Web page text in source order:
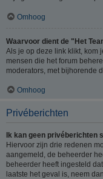
Omhoog
Waarvoor dient de "Het
Als je op deze link klikt, kom
mensen die het forum
moderators, met bijhorende
Omhoog
Privéberichten
Ik kan geen privéberichten
Hiervoor zijn drie redenen
aangemeld, de beheerder
beheerder heeft ingesteld
laatste het geval is, neem